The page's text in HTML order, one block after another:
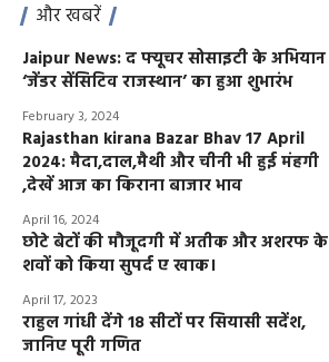
और खबरें
Jaipur News: द फ्यूचर सोसाइटी के अभियान
‘जेंडर सेंसिटिव राजस्थान’ का हुआ शुभारंभ
February 3, 2024
Rajasthan kirana Bazar Bhav 17 April
2024: मैदा,दाल,मैथी और चीनी भी हुई मंहगी
,देखें आज का किराना बाजार भाव
April 16, 2024
छोटे बेटों की मौजूदगी में अतीक और अशरफ के
शवों को किया सुपर्द ए खाक।
April 17, 2023
राहुल गांधी देंगे 18 सीटों पर सियासी सदेंश,
जानिए पूरी गणित